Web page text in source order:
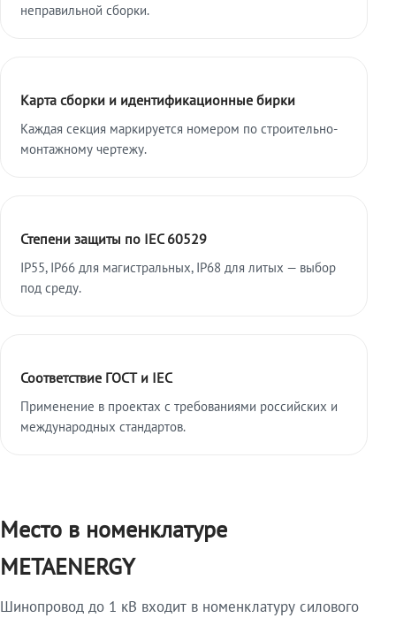
неправильной сборки.
Карта сборки и идентификационные бирки
Каждая секция маркируется номером по строительно-
монтажному чертежу.
Степени защиты по IEC 60529
IP55, IP66 для магистральных, IP68 для литых — выбор
под среду.
Соответствие ГОСТ и IEC
Применение в проектах с требованиями российских и
международных стандартов.
Место в номенклатуре
METAENERGY
Шинопровод до 1 кВ входит в номенклатуру силового